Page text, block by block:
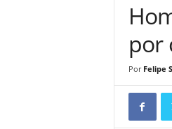
r
por
Por Felipe